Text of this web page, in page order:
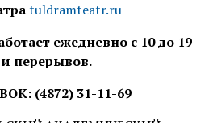
tuldramteatr.ru
ежедневно с 10 до 19
перерывов.
(4872) 31-11-69